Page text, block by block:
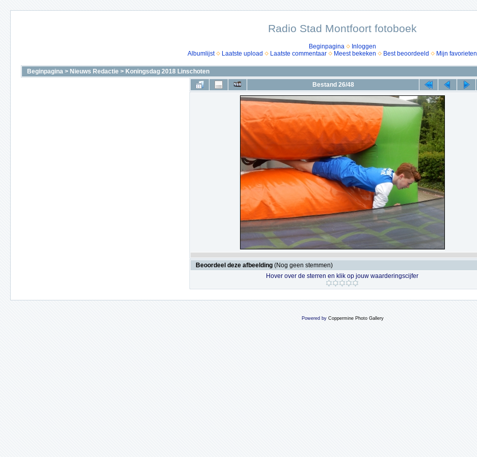
Radio Stad Montfoort fotoboek
Beginpagina
Inloggen
Albumlijst
Laatste upload Laatste commentaar Meest bekeken Best beoordeeld Mijn favorieten
Beginpagina > Nieuws Redactie > Koningsdag 2018 Linschoten
Bestand 26/48
Beoordeel deze afbeelding (Nog geen stemmen)
Hover over de sterren en klik op jouw waarderingscijfer
Powered by Coppermine Photo Gallery